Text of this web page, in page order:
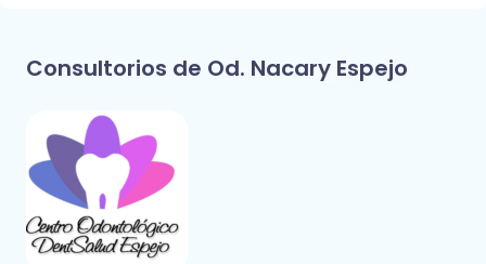
Consultorios de Od. Nacary Espejo